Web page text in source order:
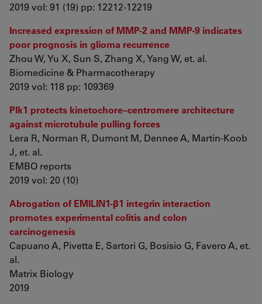
2019 vol: 91 (19) pp: 12212-12219
Increased expression of MMP-2 and MMP-9 indicates
poor prognosis in glioma recurrence
Zhou W, Yu X, Sun S, Zhang X, Yang W, et. al.
Biomedicine & Pharmacotherapy
2019 vol: 118 pp: 109369
Plk1 protects kinetochore–centromere architecture
against microtubule pulling forces
Lera R, Norman R, Dumont M, Dennee A, Martin‐Koob
J, et. al.
EMBO reports
2019 vol: 20 (10)
Abrogation of EMILIN1-β1 integrin interaction
promotes experimental colitis and colon
carcinogenesis
Capuano A, Pivetta E, Sartori G, Bosisio G, Favero A, et.
al.
Matrix Biology
2019